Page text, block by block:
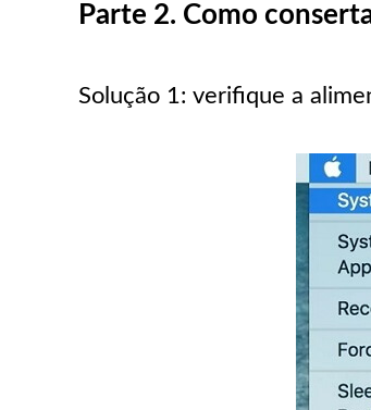
Parte 2. Como
Solução 1: verifique a